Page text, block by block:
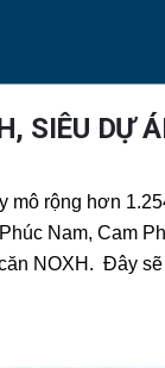
SIÊU DỰ
rộng hơn
Nam, Cam
NOXH. Đây